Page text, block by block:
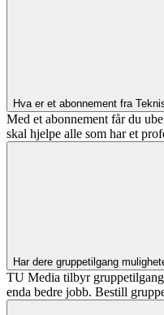
Hva er et abonnement fra
Med et abonnement får du
skal hjelpe alle som har et
Har dere gruppetilgang
TU Media tilbyr gruppetilgang
enda bedre jobb. Bestill